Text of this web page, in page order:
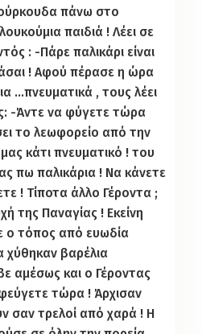
πάνω στο
παιδιά ! Λέει σε
: -Πάρε παλικάρι είναι
! Αφού πέρασε η ώρα
…πνευματικά , τους λέει
-Άντε να φύγετε τώρα
το λεωφορείο από την
κάτι πνευματικό ! του
πω παλικάρια ! Να κάνετε
! Τίποτα άλλο Γέροντα ;
της Παναγίας ! Εκείνη
ο τόπος από ευωδία
χύθηκαν βαρέλια
αμέσως και ο Γέροντας
τώρα ! Άρχισαν
σαν τρελοί από χαρά ! Η